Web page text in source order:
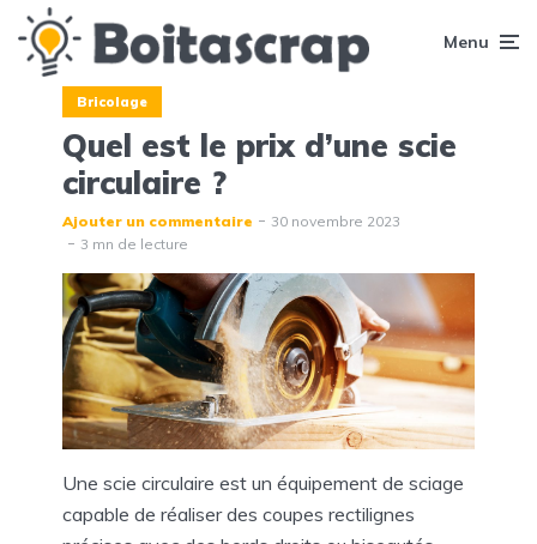
Menu
Bricolage
Quel est le prix d’une scie
circulaire ?
Ajouter un commentaire
30 novembre 2023
3 mn de lecture
Une scie circulaire est un équipement de sciage
capable de réaliser des coupes rectilignes